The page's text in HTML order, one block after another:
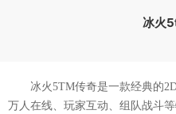
冰火
冰火5TM传奇是一款经典的
万人在线、玩家互动、组队战斗